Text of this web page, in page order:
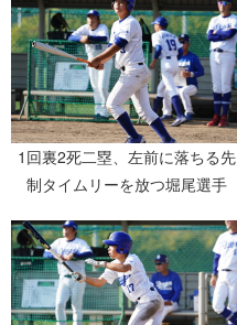
1回裏2死二塁、左前に落ちる先
制タイムリーを放つ堀尾選手